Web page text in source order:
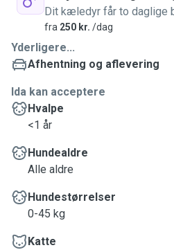
Dit kæledyr får to daglige
fra 250 kr. /dag
Yderligere...
Afhentning og aflevering
Ida kan acceptere
Hvalpe
<1 år
Hundealdre
Alle aldre
Hundestørrelser
0-45 kg
Katte